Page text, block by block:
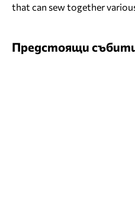
that can sew together
Предстоящи